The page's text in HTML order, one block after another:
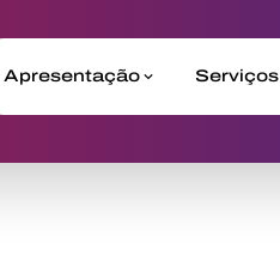
Apresentação Serviços